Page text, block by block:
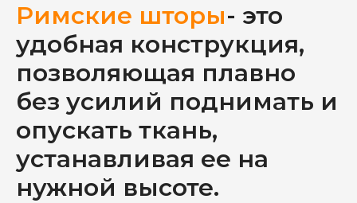
Римские шторы- это
удобная конструкция,
позволяющая плавно
без усилий поднимать и
опускать ткань,
устанавливая ее на
нужной высоте.